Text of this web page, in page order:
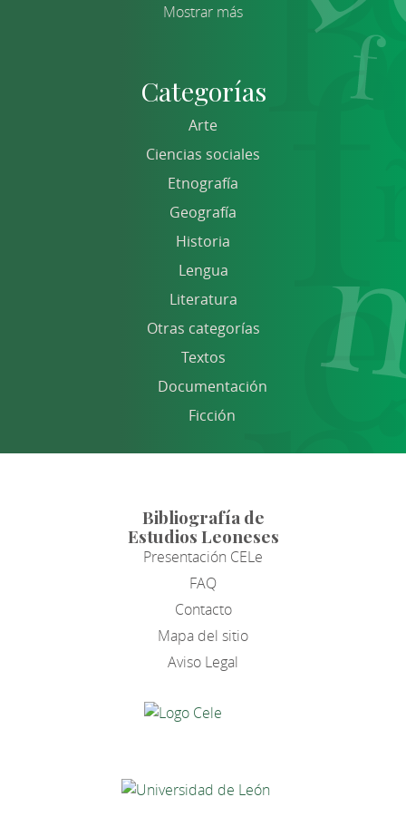
Mostrar más
Categorías
Arte
Ciencias sociales
Etnografía
Geografía
Historia
Lengua
Literatura
Otras categorías
Textos
Documentación
Ficción
Bibliografía de
Estudios Leoneses
Presentación CELe
FAQ
Contacto
Mapa del sitio
Aviso Legal